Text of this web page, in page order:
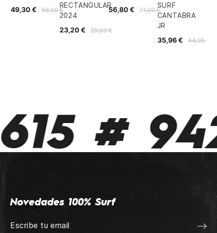
58,00 €
49,30 €
RECTANGULAR
2024
29,00 €
23,20 €
71,00 €
56,80 €
SURF
CANTABRA
JR
44,95 €
35,96 €
#
Novedades 100% Surf